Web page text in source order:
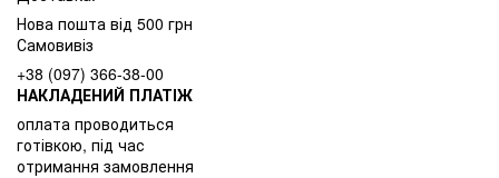
Нова пошта від 500 грн
Самовивіз
+38 (097) 366-38-00
НАКЛАДЕНИЙ ПЛАТІЖ
оплата проводиться
готівкою, під час
отримання замовлення